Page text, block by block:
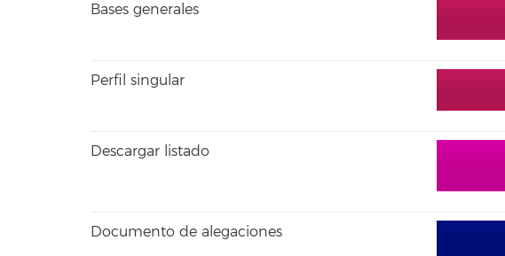
Bases generales
Perfil singular
Descargar listado
Documento de alegaciones